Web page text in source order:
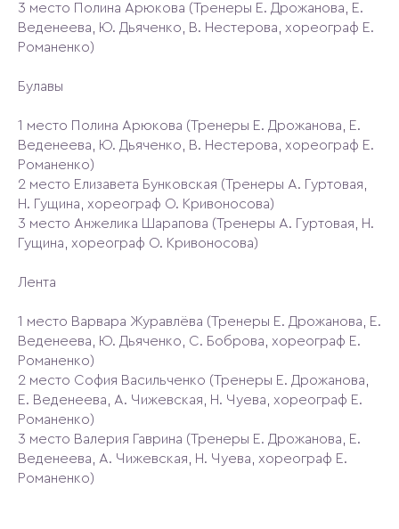
3 место Полина Арюкова (Тренеры Е. Дрожанова, Е.
Веденеева, Ю. Дьяченко, В. Нестерова, хореограф Е.
Романенко)
Булавы
1 место Полина Арюкова (Тренеры Е. Дрожанова, Е.
Веденеева, Ю. Дьяченко, В. Нестерова, хореограф Е.
Романенко)
2 место Елизавета Бунковская (Тренеры А. Гуртовая,
Н. Гущина, хореограф О. Кривоносова)
3 место Анжелика Шарапова (Тренеры А. Гуртовая, Н.
Гущина, хореограф О. Кривоносова)
Лента
1 место Варвара Журавлёва (Тренеры Е. Дрожанова, Е.
Веденеева, Ю. Дьяченко, С. Боброва, хореограф Е.
Романенко)
2 место София Васильченко (Тренеры Е. Дрожанова,
Е. Веденеева, А. Чижевская, Н. Чуева, хореограф Е.
Романенко)
3 место Валерия Гаврина (Тренеры Е. Дрожанова, Е.
Веденеева, А. Чижевская, Н. Чуева, хореограф Е.
Романенко)